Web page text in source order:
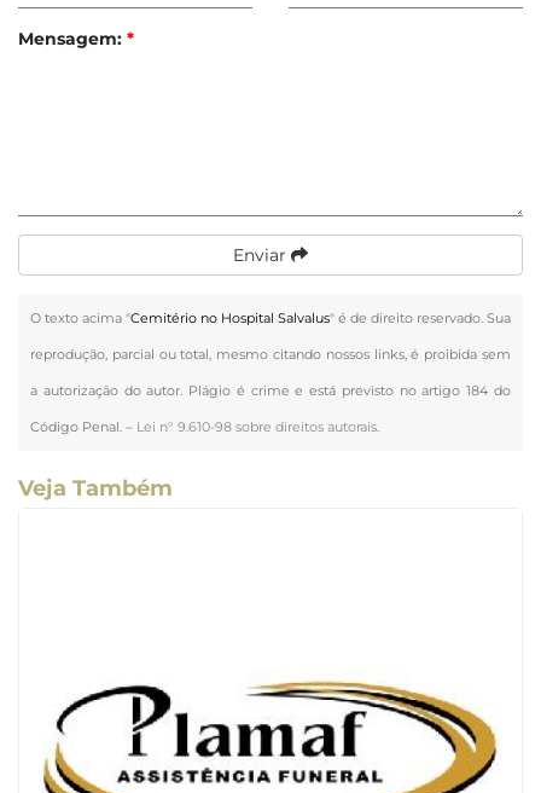
Mensagem: *
Enviar
O texto acima "Cemitério no Hospital Salvalus" é de direito reservado. Sua
reprodução, parcial ou total, mesmo citando nossos links, é proibida sem
a autorização do autor. Plágio é crime e está previsto no artigo 184 do
Código Penal. – Lei n° 9.610-98 sobre direitos autorais.
Veja Também